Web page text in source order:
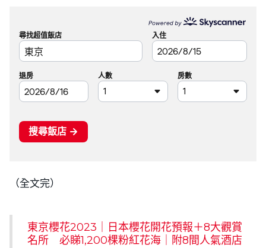
（全文完）
東京櫻花2023｜日本櫻花開花預報＋8大觀賞
名所 必睇1,200棵粉紅花海｜附8間人氣酒店